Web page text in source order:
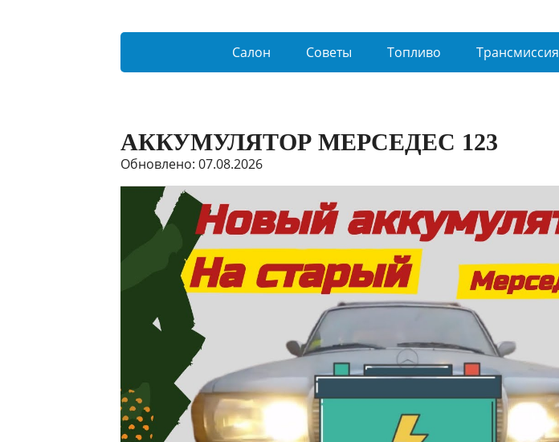
Салон Советы Топливо Трансмиссия
АККУМУЛЯТОР МЕРСЕДЕС 123
Обновлено: 07.08.2026